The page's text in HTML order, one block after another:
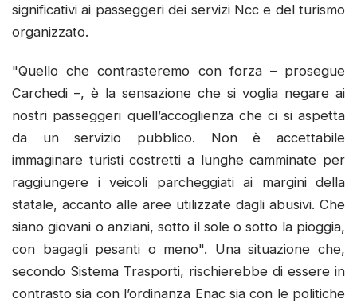
significativi ai passeggeri dei servizi Ncc e del turismo
organizzato.
"Quello che contrasteremo con forza – prosegue
Carchedi –, è la sensazione che si voglia negare ai
nostri passeggeri quell’accoglienza che ci si aspetta
da un servizio pubblico. Non è accettabile
immaginare turisti costretti a lunghe camminate per
raggiungere i veicoli parcheggiati ai margini della
statale, accanto alle aree utilizzate dagli abusivi. Che
siano giovani o anziani, sotto il sole o sotto la pioggia,
con bagagli pesanti o meno". Una situazione che,
secondo Sistema Trasporti, rischierebbe di essere in
contrasto sia con l’ordinanza Enac sia con le politiche